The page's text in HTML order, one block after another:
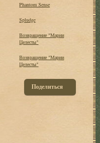
Phantom Sense
Spludge
Возвращение "Марии
Целесты"
Возвращение "Марии
Целесты"
Поделиться